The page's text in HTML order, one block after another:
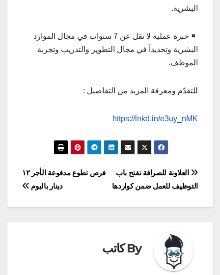
البشرية.
خبرة عملية لا تقل عن 7 سنوات في مجال الموارد
البشرية وتحديداً في مجال التطوير والتدريب وتجربة
الموظف.
للتقدّم ومعرفة المزيد من التفاصيل :
https://lnkd.in/e3uy_nMK
تصفّح
المقالات
فرص تطوع مدفوعة الأجر ١٢
دينار باليوم
العلاونة للصرافة تفتح باب
التوظيف للعمل ضمن كواردها
By كاتب